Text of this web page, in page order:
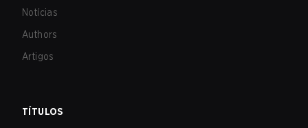
Notícias
Authors
Artigos
TÍTULOS